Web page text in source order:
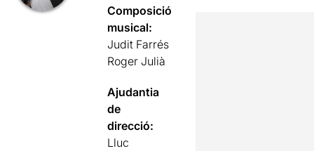
Composició
musical:
Judit Farrés
Roger Julià
Ajudantia
de
direcció:
Lluc